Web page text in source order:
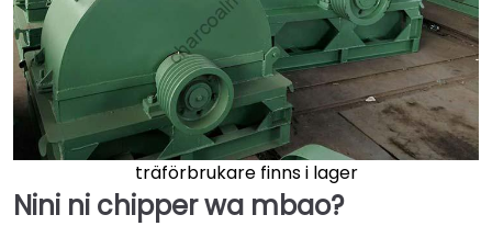
träförbrukare finns i lager
Nini ni chipper wa mbao?